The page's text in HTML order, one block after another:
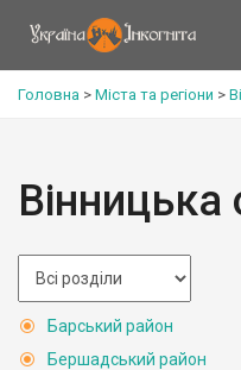
Головна > Міста та регіони >
Вінницька
Барський район
Бершадський район